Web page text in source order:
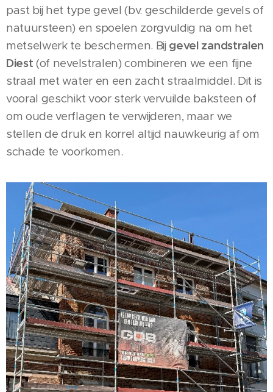
past bij het type gevel (bv. geschilderde gevels of
natuursteen) en spoelen zorgvuldig na om het
metselwerk te beschermen. Bij gevel zandstralen
Diest (of nevelstralen) combineren we een fijne
straal met water en een zacht straalmiddel. Dit is
vooral geschikt voor sterk vervuilde baksteen of
om oude verflagen te verwijderen, maar we
stellen de druk en korrel altijd nauwkeurig af om
schade te voorkomen.